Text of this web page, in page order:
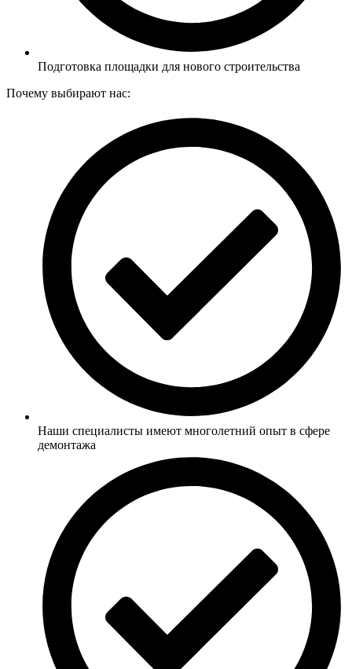
Подготовка площадки для нового строительства
Почему выбирают нас:
Наши специалисты имеют многолетний опыт в сфере
демонтажа